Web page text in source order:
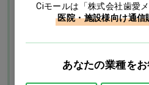
返品・交換につい
て
よくあるご質問
Ciモールは「株式会社歯愛
医院・施設様向け通信
あなたの業種を